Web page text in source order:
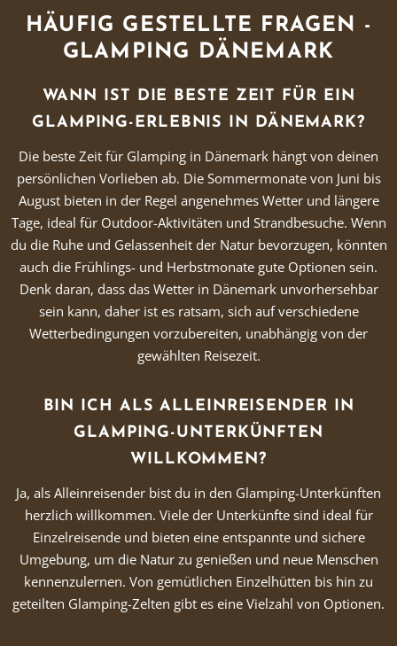
HÄUFIG GESTELLTE FRAGEN -
GLAMPING DÄNEMARK
WANN IST DIE BESTE ZEIT FÜR EIN
GLAMPING-ERLEBNIS IN DÄNEMARK?
Die beste Zeit für Glamping in Dänemark hängt von deinen
persönlichen Vorlieben ab. Die Sommermonate von Juni bis
August bieten in der Regel angenehmes Wetter und längere
Tage, ideal für Outdoor-Aktivitäten und Strandbesuche. Wenn
du die Ruhe und Gelassenheit der Natur bevorzugen, könnten
auch die Frühlings- und Herbstmonate gute Optionen sein.
Denk daran, dass das Wetter in Dänemark unvorhersehbar
sein kann, daher ist es ratsam, sich auf verschiedene
Wetterbedingungen vorzubereiten, unabhängig von der
gewählten Reisezeit.
BIN ICH ALS ALLEINREISENDER IN
GLAMPING-UNTERKÜNFTEN
WILLKOMMEN?
Ja, als Alleinreisender bist du in den Glamping-Unterkünften
herzlich willkommen. Viele der Unterkünfte sind ideal für
Einzelreisende und bieten eine entspannte und sichere
Umgebung, um die Natur zu genießen und neue Menschen
kennenzulernen. Von gemütlichen Einzelhütten bis hin zu
geteilten Glamping-Zelten gibt es eine Vielzahl von Optionen.